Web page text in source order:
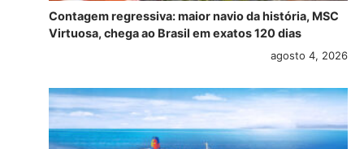
Contagem regressiva: maior navio da história, MSC
Virtuosa, chega ao Brasil em exatos 120 dias
agosto 4, 2026